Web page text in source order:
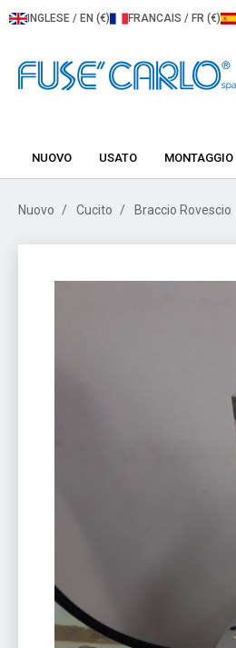
INGLESE / EN (€) FRANCAIS / FR (€)
NUOVO USATO MONTAGGIO
Nuovo Cucito Braccio Rovescio